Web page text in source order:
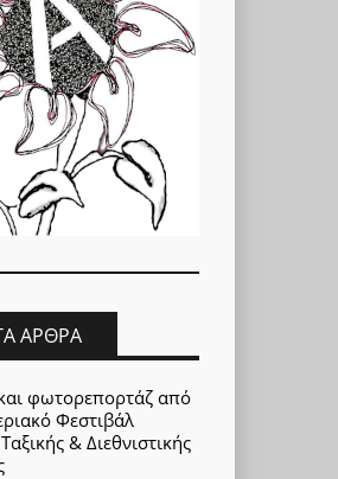
ΆΡΘΡΑ
φωτορεπορτάζ από
Φεστιβάλ
& Διεθνιστικής